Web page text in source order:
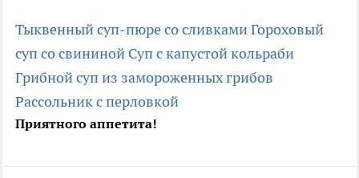
Тыквенный суп-пюре со сливкамиГороховый
суп со свининой Суп с капустой кольраби
Грибной суп из замороженных грибов
Рассольник с перловкой
Приятного аппетита!